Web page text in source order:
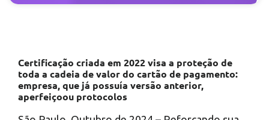
Certificação criada em 2022 visa a proteção de
toda a cadeia de valor do cartão de pagamento:
empresa, que já possuía versão anterior,
aperfeiçoou protocolos